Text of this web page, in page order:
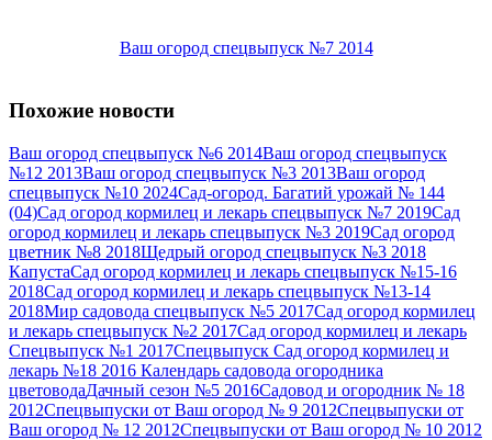
Ваш огород спецвыпуск №7 2014
Похожие новости
Ваш огород спецвыпуск №6 2014Ваш огород спецвыпуск
№12 2013Ваш огород спецвыпуск №3 2013Ваш огород
спецвыпуск №10 2024Сад-огород. Багатий урожай № 144
(04)Сад огород кормилец и лекарь спецвыпуск №7 2019Сад
огород кормилец и лекарь спецвыпуск №3 2019Сад огород
цветник №8 2018Щедрый огород спецвыпуск №3 2018
КапустаСад огород кормилец и лекарь спецвыпуск №15-16
2018Сад огород кормилец и лекарь cпецвыпуск №13-14
2018Мир садовода спецвыпуск №5 2017Сад огород кормилец
и лекарь спецвыпуск №2 2017Сад огород кормилец и лекарь
Спецвыпуск №1 2017Спецвыпуск Сад огород кормилец и
лекарь №18 2016 Календарь садовода огородника
цветоводаДачный сезон №5 2016Садовод и огородник № 18
2012Спецвыпуски от Ваш огород № 9 2012Спецвыпуски от
Ваш огород № 12 2012Спецвыпуски от Ваш огород № 10 2012